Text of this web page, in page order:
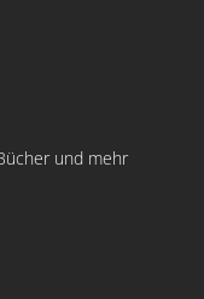
und mehr